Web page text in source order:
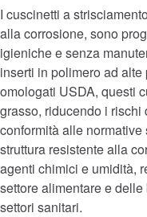
I cuscinetti a
alla corrosione, sono
igieniche e senza
inserti in polimero ad
omologati USDA, questi
grasso, riducendo i
conformità alle
struttura resistente alla
agenti chimici e umidità,
settore alimentare e
settori sanitari.